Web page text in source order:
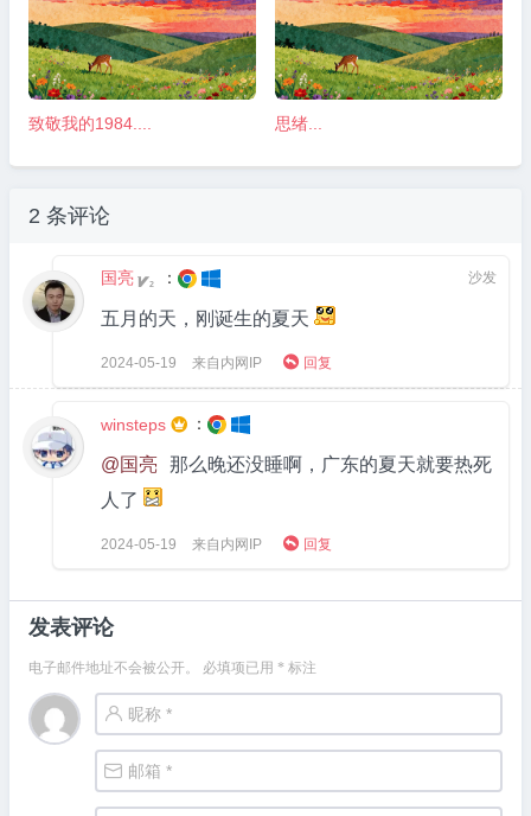
致敬我的1984.... 思绪...
2 条评论
沙发
国亮 2 ：
五月的天，刚诞生的夏天
2024-05-19 来自内网IP  回复
winsteps  ：
@国亮
那么晚还没睡啊，广东的夏天就要热死
人了
2024-05-19 来自内网IP  回复
发表评论
电子邮件地址不会被公开。 必填项已用 * 标注